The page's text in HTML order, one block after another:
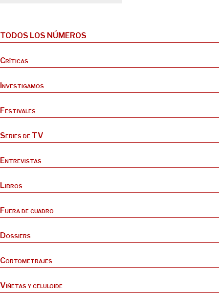
TODOS LOS NÚMEROS
Críticas
Investigamos
Festivales
Series de TV
Entrevistas
Libros
Fuera de cuadro
Dossiers
Cortometrajes
Viñetas y celuloide